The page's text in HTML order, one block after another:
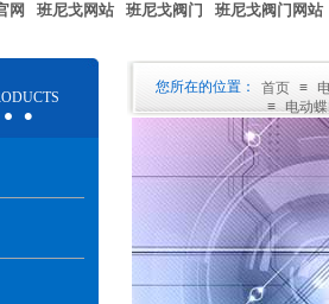
网 班尼戈网站 班尼戈阀门 班尼戈阀门网站
您所在的位置： 首页 ≡
≡ 电动